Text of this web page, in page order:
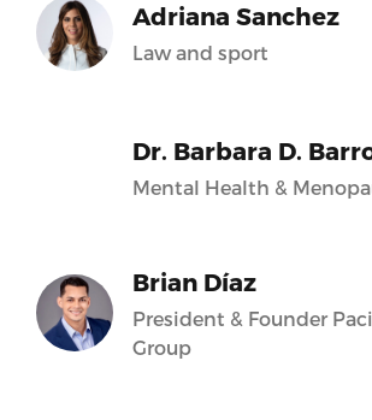
Adriana Sanchez
Law and sport
Dr. Barbara D.
Mental Health &
Brian Díaz
President & Founder
Group